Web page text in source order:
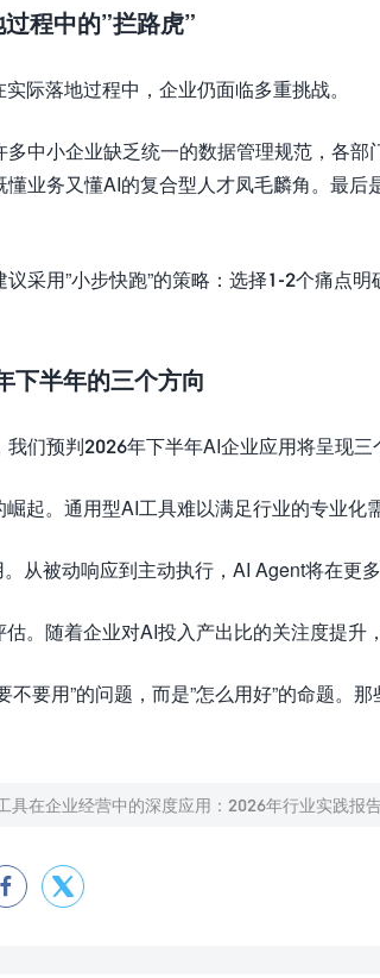
程中的”拦路虎”
际落地过程中，企业仍面临多重挑战。
中小企业缺乏统一的数据管理规范，各
业务又懂AI的复合型人才凤毛麟角。最
采用”小步快跑”的策略：选择1-2个痛点
下半年的三个方向
们预判2026年下半年AI企业应用将呈现三
起。通用型AI工具难以满足行业的专业
从被动响应到主动执行，AI Agent将在更多
。随着企业对AI投入产出比的关注度提升
不要用”的问题，而是”怎么用好”的命题。
具在企业经营中的深度应用：2026年行业实践报
 